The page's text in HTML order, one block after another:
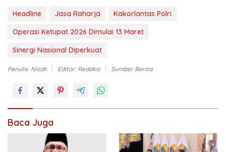
Headline Jasa Raharja
Kakorlantas Polri
Operasi Ketupat 2026 Dimulai 13 Maret
Sinergi Nasional Diperkuat
Penulis: Nisah Editor: Redaksi Sumber Berita
Baca Juga